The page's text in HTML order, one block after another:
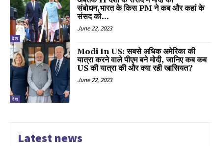
देश
संबोधन,भारत के किस PM ने कब और कहां के
संसद को...
June 22, 2023
देश
Modi In US: सबसे अधिक अमेरिका की
यात्रा करने वाले पीएम बने मोदी, जानिए कब कब
US की यात्रा की और क्या रही खासियत?
June 22, 2023
Latest news